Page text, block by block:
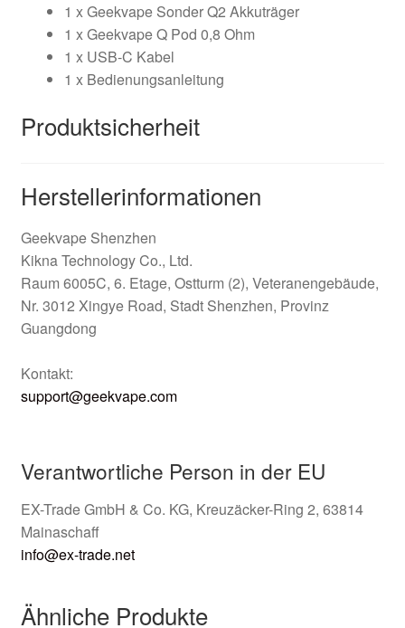
1 x Geekvape Sonder Q2 Akkuträger
1 x Geekvape Q Pod 0,8 Ohm
1 x USB-C Kabel
1 x Bedienungsanleitung
Produktsicherheit
Herstellerinformationen
Geekvape Shenzhen
Kikna Technology Co., Ltd.
Raum 6005C, 6. Etage, Ostturm (2), Veteranengebäude,
Nr. 3012 Xingye Road, Stadt Shenzhen, Provinz
Guangdong
Kontakt:
support@geekvape.com
Verantwortliche Person in der EU
EX-Trade GmbH & Co. KG, Kreuzäcker-Ring 2, 63814
Mainaschaff
info@ex-trade.net
Ähnliche Produkte